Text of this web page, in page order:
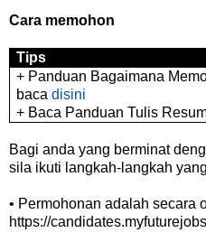
Cara memohon
Tips
+ Panduan Bagaimana
bacadisini
+ Baca Panduan Tulis
Bagi anda yang berminat
sila ikuti langkah-langkah
• Permohonan adalah secara
https://